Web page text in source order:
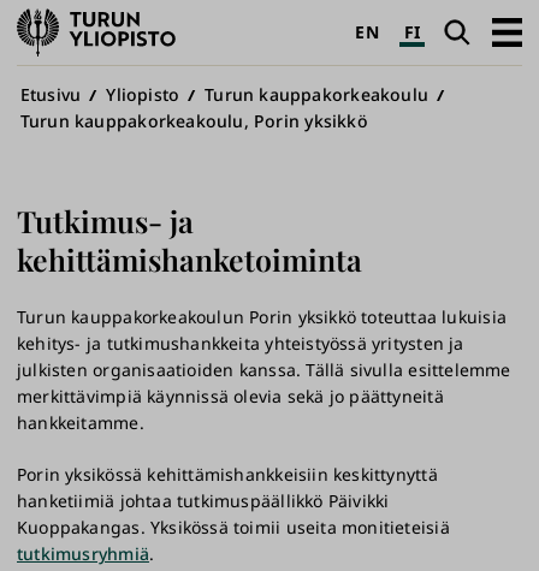
Turun
yliopisto
EN FI Haku
Avaa
Murupolku
Etusivu Yliopisto
Turun kauppakorkeakoulu
Turun kauppakorkeakoulu, Porin yksikkö
Tutkimus- ja
kehittämishanketoiminta
Turun kauppakorkeakoulun Porin yksikkö toteuttaa lukuisia
kehitys- ja tutkimushankkeita yhteistyössä yritysten ja
julkisten organisaatioiden kanssa. Tällä sivulla esittelemme
merkittävimpiä käynnissä olevia sekä jo päättyneitä
hankkeitamme.
Porin yksikössä kehittämishankkeisiin keskittynyttä
hanketiimiä johtaa tutkimuspäällikkö Päivikki
Kuoppakangas. Yksikössä toimii useita monitieteisiä
tutkimusryhmiä.